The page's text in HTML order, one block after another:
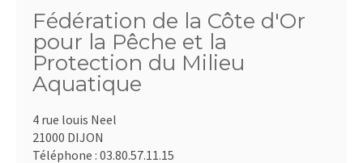
Fédération de la Côte d'Or
pour la Pêche et la
Protection du Milieu
Aquatique
4 rue louis Neel
21000 DIJON
Téléphone : 03.80.57.11.15